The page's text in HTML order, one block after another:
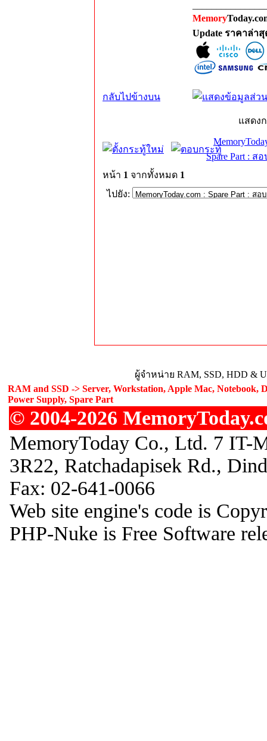
Memory
Update ราคาล่า
กลับไปข้างบน
แสดง
Spare Part : ส
หน้า 1 จากทั้งหมด 1
ไปยัง:
ผู้จำหน่าย RAM, SSD, HDD &
RAM and SSD -> Server, Workstation, Apple Mac, Notebook,
Power Supply, Spare Part
© 2004-2026
MemoryToday Co., Ltd. 7 IT-
3R22, Ratchadapisek Rd.,
Fax: 02-641-0066
Web site engine's code is
PHP-Nuke is Free Software